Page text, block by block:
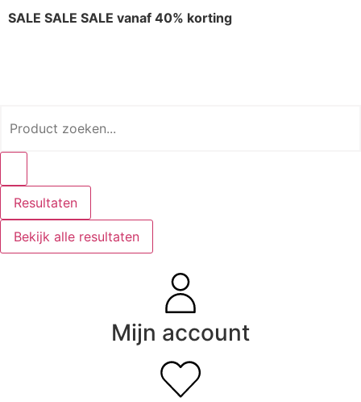
SALE SALE SALE vanaf 40% korting
Resultaten
Bekijk alle resultaten
Mijn account